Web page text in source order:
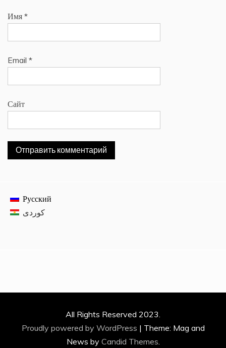
Имя *
Email *
Сайт
Русский
All Rights Reserved 2023.
Proudly powered by WordPress | Theme: Mag and
News by Candid Themes